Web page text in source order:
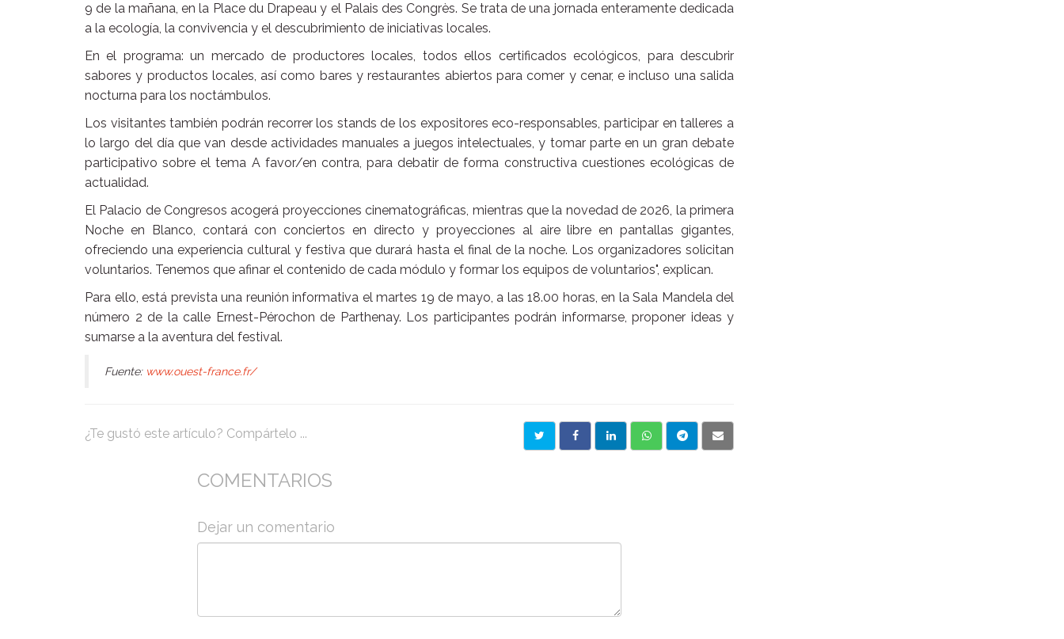
9 de la mañana, en la Place du Drapeau y el Palais des Congrès. Se trata de una jornada enteramente dedicada
a la ecología, la convivencia y el descubrimiento de iniciativas locales.
En el programa: un mercado de productores locales, todos ellos certificados ecológicos, para descubrir
sabores y productos locales, así como bares y restaurantes abiertos para comer y cenar, e incluso una salida
nocturna para los noctámbulos.
Los visitantes también podrán recorrer los stands de los expositores eco-responsables, participar en talleres a
lo largo del día que van desde actividades manuales a juegos intelectuales, y tomar parte en un gran debate
participativo sobre el tema A favor/en contra, para debatir de forma constructiva cuestiones ecológicas de
actualidad.
El Palacio de Congresos acogerá proyecciones cinematográficas, mientras que la novedad de 2026, la primera
Noche en Blanco, contará con conciertos en directo y proyecciones al aire libre en pantallas gigantes,
ofreciendo una experiencia cultural y festiva que durará hasta el final de la noche. Los organizadores solicitan
voluntarios. Tenemos que afinar el contenido de cada módulo y formar los equipos de voluntarios", explican.
Para ello, está prevista una reunión informativa el martes 19 de mayo, a las 18.00 horas, en la Sala Mandela del
número 2 de la calle Ernest-Pérochon de Parthenay. Los participantes podrán informarse, proponer ideas y
sumarse a la aventura del festival.
Fuente: www.ouest-france.fr/
¿Te gustó este artículo? Compártelo ...
COMENTARIOS
Dejar un comentario